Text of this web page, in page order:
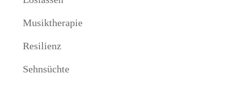
Musiktherapie
Resilienz
Sehnsüchte